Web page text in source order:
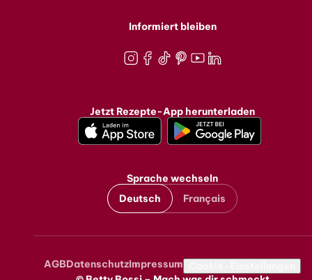
Informiert bleiben
Jetzt Rezepte-App herunterladen
Sprache wechseln
Deutsch
Français
Metanavigation
AGBDatenschutzImpressum